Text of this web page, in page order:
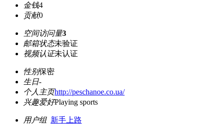
金钱4
贡献0
空间访问量3
邮箱状态未验证
视频认证未认证
性别保密
生日-
个人主页http://peschanoe.co.ua/
兴趣爱好Playing sports
用户组 新手上路